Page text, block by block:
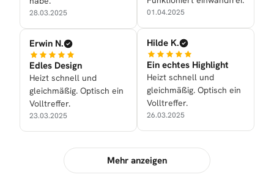
28.03.2025
Erwin N.
Edles Design
Heizt schnell und
gleichmäßig. Optisch ein
Volltreffer.
23.03.2025
01.04.2025
Hilde K.
Ein echtes Highlight
Heizt schnell und
gleichmäßig. Optisch ein
Volltreffer.
26.03.2025
Mehr anzeigen